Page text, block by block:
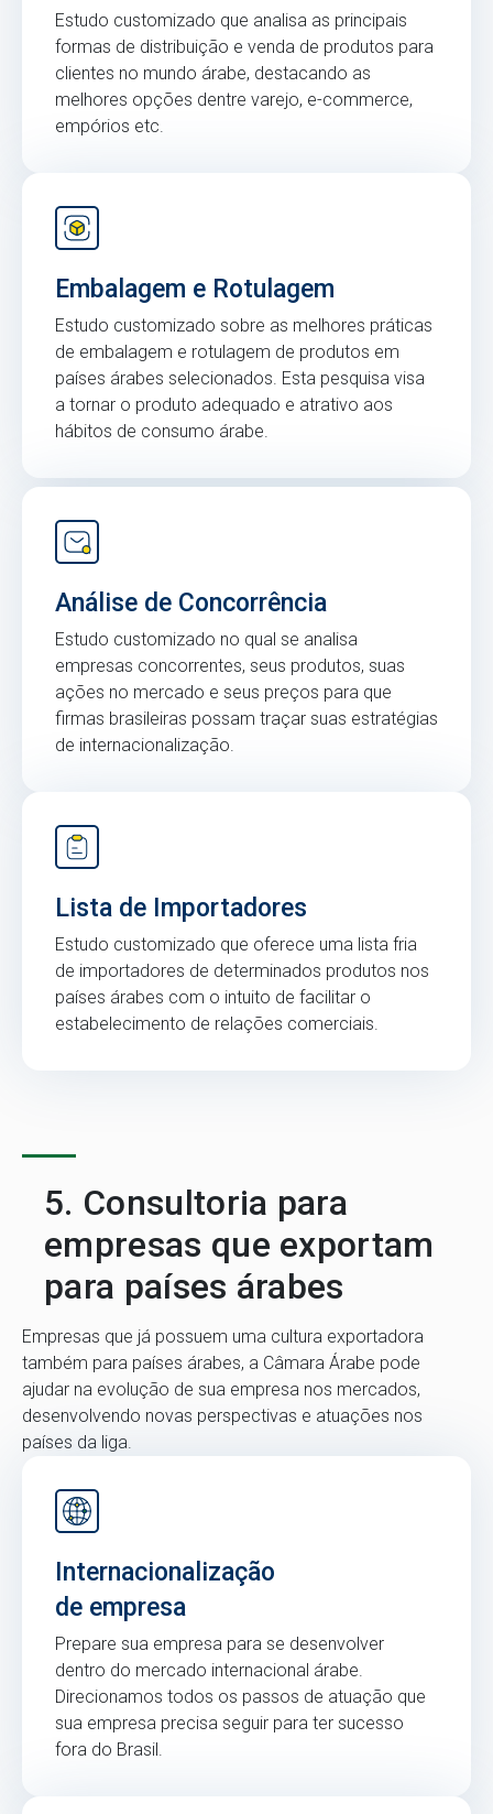
Estudo customizado que analisa as principais
formas de distribuição e venda de produtos para
clientes no mundo árabe, destacando as
melhores opções dentre varejo, e-commerce,
empórios etc.
Embalagem e Rotulagem
Estudo customizado sobre as melhores práticas
de embalagem e rotulagem de produtos em
países árabes selecionados. Esta pesquisa visa
a tornar o produto adequado e atrativo aos
hábitos de consumo árabe.
Análise de Concorrência
Estudo customizado no qual se analisa
empresas concorrentes, seus produtos, suas
ações no mercado e seus preços para que
firmas brasileiras possam traçar suas estratégias
de internacionalização.
Lista de Importadores
Estudo customizado que oferece uma lista fria
de importadores de determinados produtos nos
países árabes com o intuito de facilitar o
estabelecimento de relações comerciais.
5. Consultoria para
empresas que exportam
para países árabes
Empresas que já possuem uma cultura exportadora
também para países árabes, a Câmara Árabe pode
ajudar na evolução de sua empresa nos mercados,
desenvolvendo novas perspectivas e atuações nos
países da liga.
Internacionalização
de empresa
Prepare sua empresa para se desenvolver
dentro do mercado internacional árabe.
Direcionamos todos os passos de atuação que
sua empresa precisa seguir para ter sucesso
fora do Brasil.